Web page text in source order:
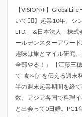
【VISION✈️】
いて💁‍♀️】起業10年。シ
LTD.」&日本法人「株
ールデンスターアワー
趣味は旅とマイル研究
全部やる！」 【江藤三
て"食×心"を伝える週末
半の週末起業期間を経
数、アジア各国で料理
と出会って0日婚。PC1